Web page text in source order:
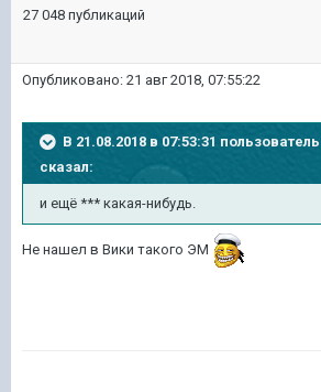
27 048 публикаций
Опубликовано: 21 авг 2018, 07:55:22
В 21.08.2018 в 07:53:31 пользователь
сказал:
и ещё *** какая-нибудь.
Не нашел в Вики такого ЭМ